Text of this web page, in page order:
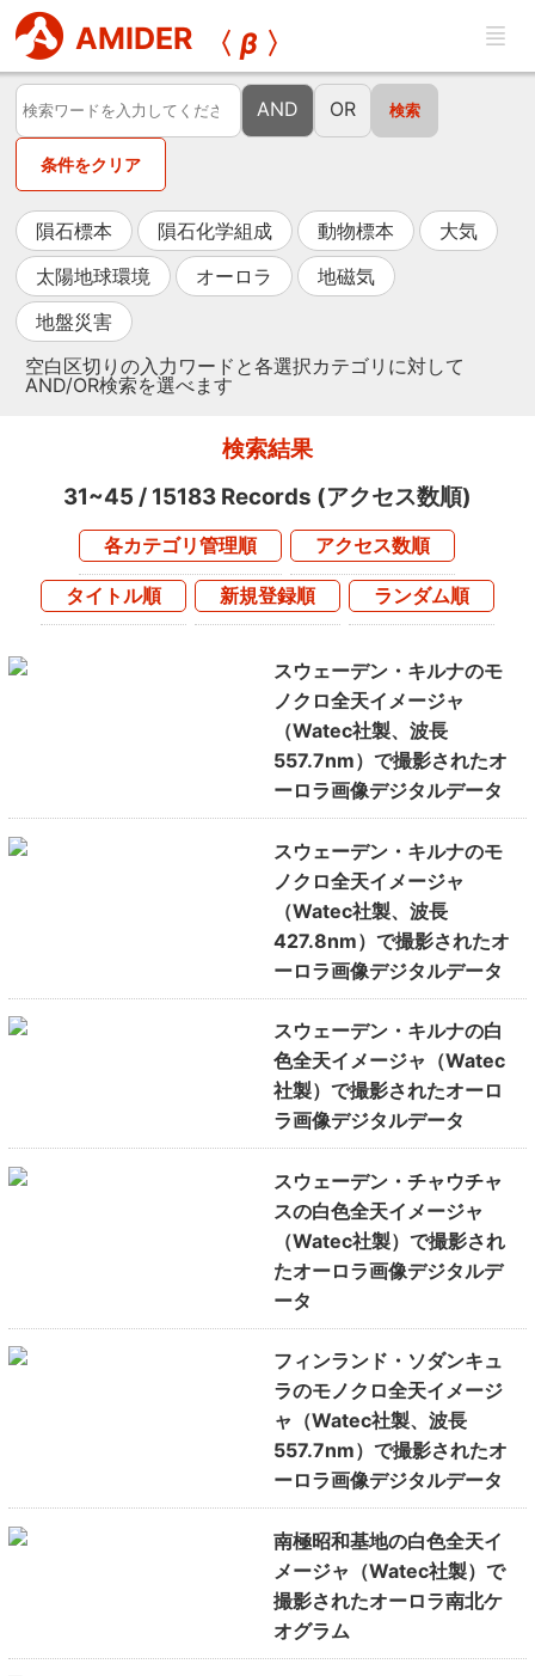
AMIDER 〈β 〉
AND OR
条件をクリア
隕石標本 隕石化学組成 動物標本
大気
太陽地球環境
オーロラ
地磁気
地盤災害
空白区切りの入力ワードと各選択カテゴリに対して
AND/OR検索を選べます
検索結果
31~45 / 15183Records (アクセス数順)
各カテゴリ管理順 アクセス数順
タイトル順 新規登録順 ランダム順
スウェーデン・キルナのモ
ノクロ全天イメージャ
（Watec社製、波長
557.7nm）で撮影されたオ
ーロラ画像デジタルデータ
スウェーデン・キルナのモ
ノクロ全天イメージャ
（Watec社製、波長
427.8nm）で撮影されたオ
ーロラ画像デジタルデータ
スウェーデン・キルナの白
色全天イメージャ（Watec
社製）で撮影されたオーロ
ラ画像デジタルデータ
スウェーデン・チャウチャ
スの白色全天イメージャ
（Watec社製）で撮影され
たオーロラ画像デジタルデ
ータ
フィンランド・ソダンキュ
ラのモノクロ全天イメージ
ャ（Watec社製、波長
557.7nm）で撮影されたオ
ーロラ画像デジタルデータ
南極昭和基地の白色全天イ
メージャ（Watec社製）で
撮影されたオーロラ南北ケ
オグラム